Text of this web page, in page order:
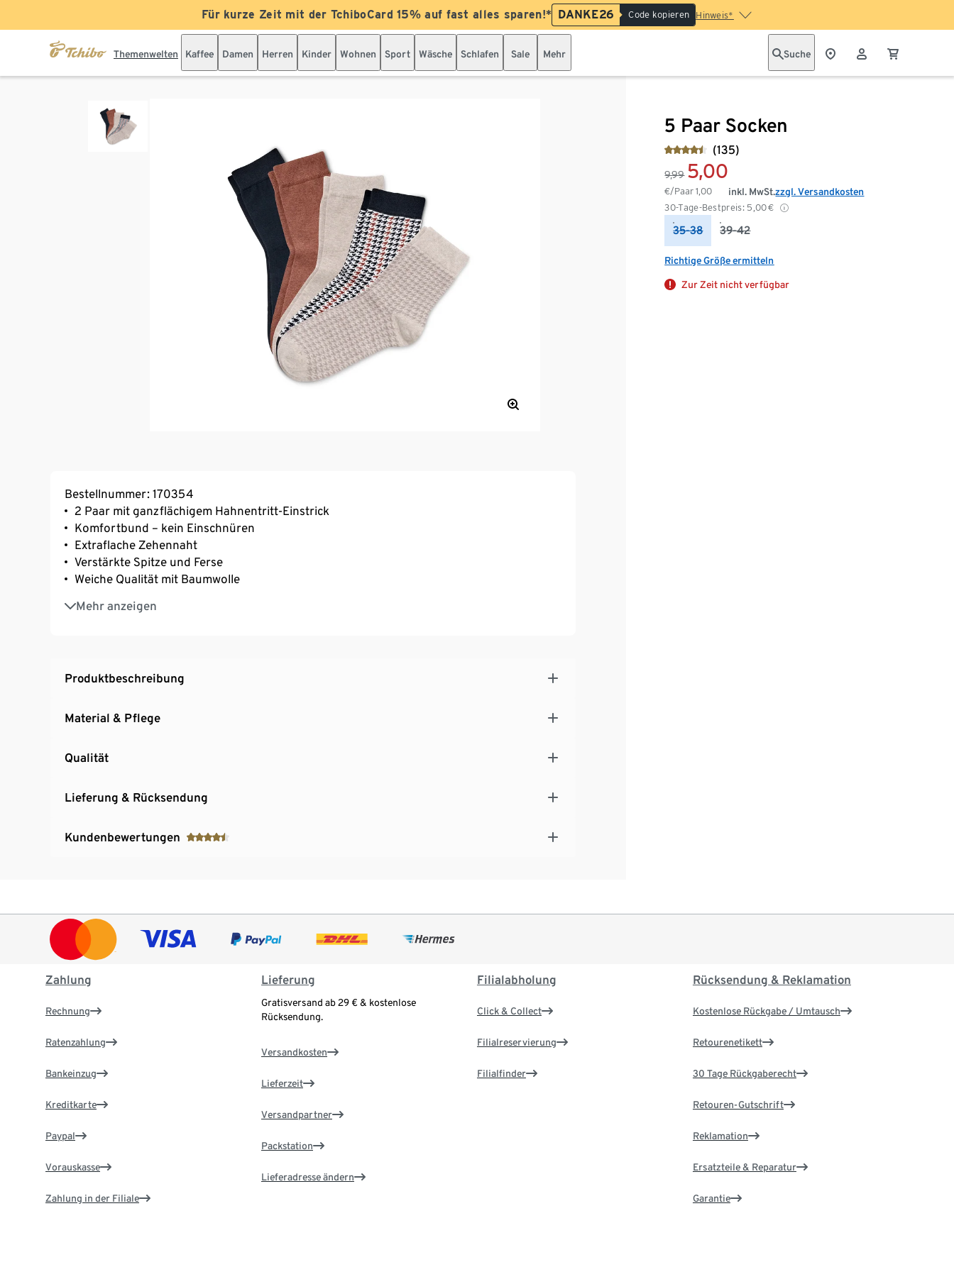
Für kurze Zeit mit der TchiboCard 15% auf fast alles sparen!* DANKE26 Code kopieren Hinweis*
Themenwelten Kaffee Damen Herren Kinder Wohnen Sport Wäsche Schlafen Sale Mehr Suche
5 Paar Socken
(135)
9,99 5,00
€/Paar1,00
30-Tage-Bestpreis: 5,00€
inkl. MwSt.zzgl. Versandkosten
35-38 39-42
Richtige Größe ermitteln
Zur Zeit nicht verfügbar
Bestellnummer: 170354
2 Paar mit ganzflächigem Hahnentritt-Einstrick
Komfortbund – kein Einschnüren
Extraflache Zehennaht
Verstärkte Spitze und Ferse
Weiche Qualität mit Baumwolle
Mehr anzeigen
Mit Elasthan: formbeständig, perfekter Sitz, hoher Tragekomfort
Produktbeschreibung
Material & Pflege
Qualität
Lieferung & Rücksendung
Kundenbewertungen
Zahlung
Rechnung
Ratenzahlung
Bankeinzug
Kreditkarte
Paypal
Vorauskasse
Zahlung in der Filiale
Lieferung
Gratisversand ab 29 € & kostenlose
Rücksendung.
Versandkosten
Lieferzeit
Versandpartner
Packstation
Lieferadresse ändern
Filialabholung
Click & Collect
Filialreservierung
Filialfinder
Rücksendung & Reklamation
Kostenlose Rückgabe / Umtausch
Retourenetikett
30 Tage Rückgaberecht
Retouren-Gutschrift
Reklamation
Ersatzteile & Reparatur
Garantie